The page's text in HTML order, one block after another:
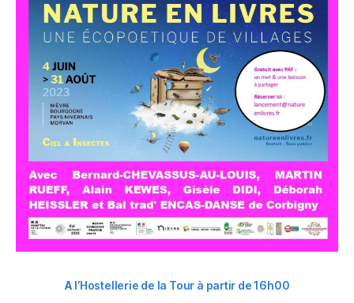
A l’Hostellerie de la Tour à partir de 16h00